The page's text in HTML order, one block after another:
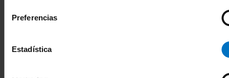
Preferencias
Estadística
Josefina
No se notan